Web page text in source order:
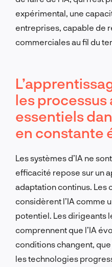
expérimental, une
entreprises, capable de
commerciales au fil du
les
essentiels
en constante
Les systèmes d’IA ne
efficacité repose sur un
adaptation continus. Les
considèrent l’IA comme
potentiel. Les dirigeants
comprennent que l’IA
conditions changent,
les technologies